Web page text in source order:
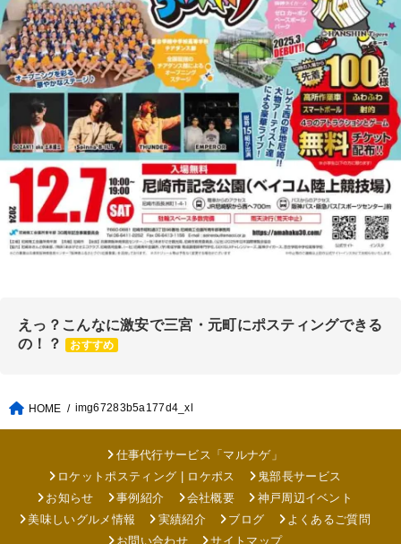
えっ？こんなに激安で三宮・元町にポスティングできる
の！？
おすすめ
HOME img67283b5a177d4_xl
仕事代行サービス「マルナゲ」
ロケットポスティング | ロケポス
鬼部長サービス
お知らせ
事例紹介 会社概要
神戸周辺イベント
美味しいグルメ情報
実績紹介 ブログ
よくあるご質問
お問い合わせ
サイトマップ